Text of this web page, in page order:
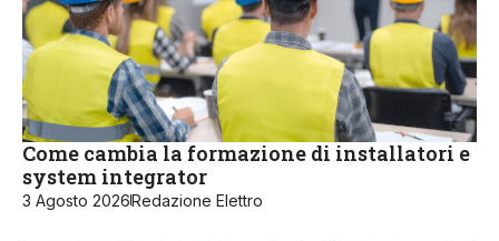
Come cambia la formazione di installatori e
system integrator
3 Agosto 2026Redazione Elettro